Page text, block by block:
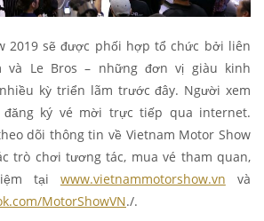
2019 sẽ được phối hợp tổ chức bởi liên
và Le Bros – những đơn vị giàu kinh
kỳ triển lãm trước đây. Người xem
đăng ký vé mời trực tiếp qua internet.
dõi thông tin về Vietnam Motor Show
trò chơi tương tác, mua vé tham quan,
tại www.vietnammotorshow.vn và
MotorShowVN./.